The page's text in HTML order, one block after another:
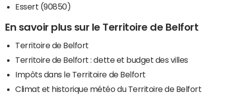
Essert (90850)
En savoir plus sur le Territoire de Belfort
Territoire de Belfort
Territoire de Belfort : dette et budget des villes
Impôts dans le Territoire de Belfort
Climat et historique météo du Territoire de Belfort